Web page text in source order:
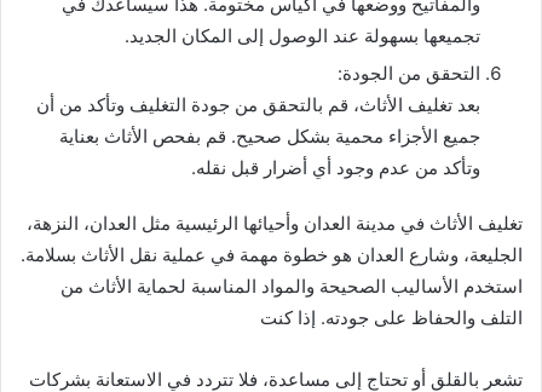
تجميعها بسهولة عند الوصول إلى المكان الجديد.
التحقق من الجودة:
بعد تغليف الأثاث، قم بالتحقق من جودة التغليف وتأكد من أن
جميع الأجزاء محمية بشكل صحيح. قم بفحص الأثاث بعناية
وتأكد من عدم وجود أي أضرار قبل نقله.
تغليف الأثاث في مدينة العدان وأحيائها الرئيسية مثل العدان، النزهة،
الجليعة، وشارع العدان هو خطوة مهمة في عملية نقل الأثاث بسلامة.
استخدم الأساليب الصحيحة والمواد المناسبة لحماية الأثاث من
التلف والحفاظ على جودته. إذا كنت
تشعر بالقلق أو تحتاج إلى مساعدة، فلا تتردد في الاستعانة بشركات